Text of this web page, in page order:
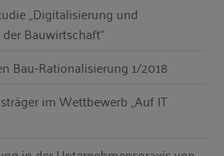
„Digitalisierung und
Bauwirtschaft“
Bau-Rationalisierung 1/2018
im Wettbewerb „Auf IT